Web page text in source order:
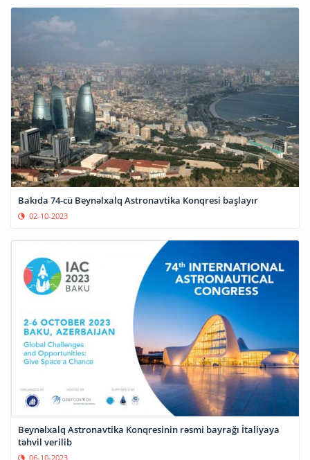
Bakıda 74-cü Beynəlxalq Astronavtika Konqresi başlayır
02-10-2023
Beynəlxalq Astronavtika Konqresinin rəsmi bayrağı İtaliyaya
təhvil verilib
06-10-2023